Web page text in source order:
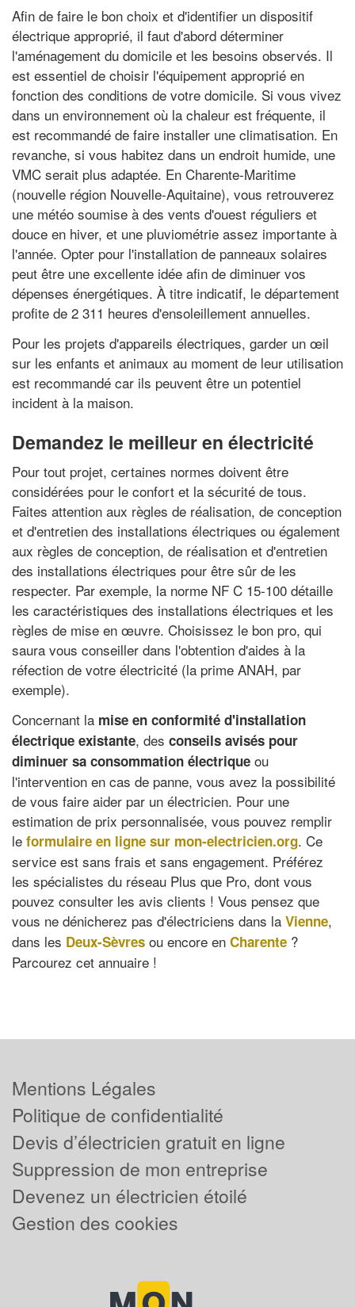
Afin de faire le bon choix et d'identifier un dispositif
électrique approprié, il faut d'abord déterminer
l'aménagement du domicile et les besoins observés. Il
est essentiel de choisir l'équipement approprié en
fonction des conditions de votre domicile. Si vous vivez
dans un environnement où la chaleur est fréquente, il
est recommandé de faire installer une climatisation. En
revanche, si vous habitez dans un endroit humide, une
VMC serait plus adaptée. En Charente-Maritime
(nouvelle région Nouvelle-Aquitaine), vous retrouverez
une météo soumise à des vents d'ouest réguliers et
douce en hiver, et une pluviométrie assez importante à
l'année. Opter pour l'installation de panneaux solaires
peut être une excellente idée afin de diminuer vos
dépenses énergétiques. À titre indicatif, le département
profite de 2 311 heures d'ensoleillement annuelles.
Pour les projets d'appareils électriques, garder un œil
sur les enfants et animaux au moment de leur utilisation
est recommandé car ils peuvent être un potentiel
incident à la maison.
Demandez le meilleur en électricité
Pour tout projet, certaines normes doivent être
considérées pour le confort et la sécurité de tous.
Faites attention aux règles de réalisation, de conception
et d'entretien des installations électriques ou également
aux règles de conception, de réalisation et d'entretien
des installations électriques pour être sûr de les
respecter. Par exemple, la norme NF C 15-100 détaille
les caractéristiques des installations électriques et les
règles de mise en œuvre. Choisissez le bon pro, qui
saura vous conseiller dans l'obtention d'aides à la
réfection de votre électricité (la prime ANAH, par
exemple).
Concernant la mise en conformité d'installation
électrique existante, des conseils avisés pour
diminuer sa consommation électrique ou
l'intervention en cas de panne, vous avez la possibilité
de vous faire aider par un électricien. Pour une
estimation de prix personnalisée, vous pouvez remplir
le formulaire en ligne sur mon-electricien.org. Ce
service est sans frais et sans engagement. Préférez
les spécialistes du réseau Plus que Pro, dont vous
pouvez consulter les avis clients ! Vous pensez que
vous ne dénicherez pas d'électriciens dans la Vienne,
dans les Deux-Sèvres ou encore en Charente ?
Parcourez cet annuaire !
Mentions Légales
Politique de confidentialité
Devis d’électricien gratuit en ligne
Suppression de mon entreprise
Devenez un électricien étoilé
Gestion des cookies